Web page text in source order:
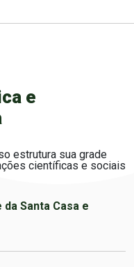
e
estrutura sua grade
científicas e sociais
Santa Casa e